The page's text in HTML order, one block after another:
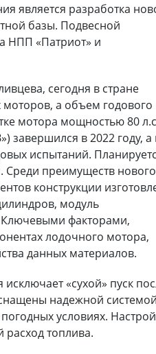
является разработка
базы. Подвесной
НПП «Патриот» и
сегодня в стране
моторов, а объем годового
мотора мощностью 80
завершился в 2022 году, а
испытаний.
Среди преимуществ нового
конструкции
модуль
Ключевыми факторами,
лодочного мотора,
данных материалов.
«сухой» пуск
надежной
условиях.
расход топлива.